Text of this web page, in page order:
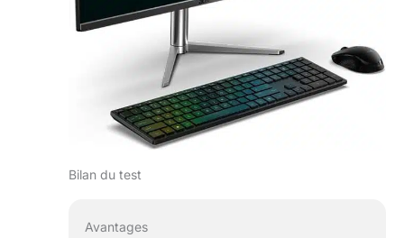
Bilan du test
Avantages